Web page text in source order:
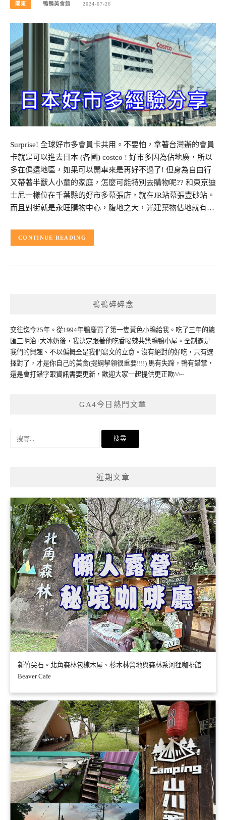
關東 鴨鴨美食館 2024-07-26
Surprise! 全球好市多會員卡共用。不要怕，拿著台灣辦的會員
卡就是可以進去日本 (各國) costco ! 好市多因為佔地廣，所以
多在偏遠地區，如果可以開車來是再好不過了! 但身為自由行
又帶著半獸人小童的家庭，怎麼可能特別去購物呢?? 和東京迪
士尼一樣位在千葉縣的好市多幕張店，就在JR站幕張豐砂站。
而且對街就是永旺購物中心，腹地之大，光建築物佔地就有…
CONTINUE READING
鴨鴨碎碎念
交往迄今25年。從1994年鴨慶買了第一隻黃色小鴨給我。吃了三年的總
匯三明治+大冰奶後，我決定跟著他吃香喝辣共築鴨鴨小屋。全制霸是
我們的興趣、不以偏概全是我們寫文的立意。沒有絕對的好吃，只有選
擇對了，才是你自己的美食(提綱挈領很重要!!!!) 馬有失蹄，鴨有錯掌，
還是會打錯字跟資訊需要更新，歡迎大家一起提供更正歐^^~
GA4今日熱門文章
近期文章
新竹尖石。北角森林包棟木屋、杉木林營地與森林系河狸咖啡館
Beaver Cafe